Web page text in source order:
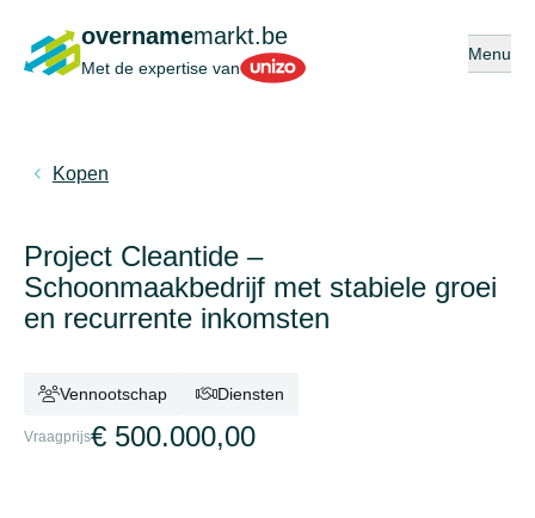
overnamemarkt.be
Met de expertise vanUnizo
Open of
Menu
Kopen
Project Cleantide –
Schoonmaakbedrijf met stabiele groei
en recurrente inkomsten
Vennootschap Diensten
Vraagprijs€ 500.000,00